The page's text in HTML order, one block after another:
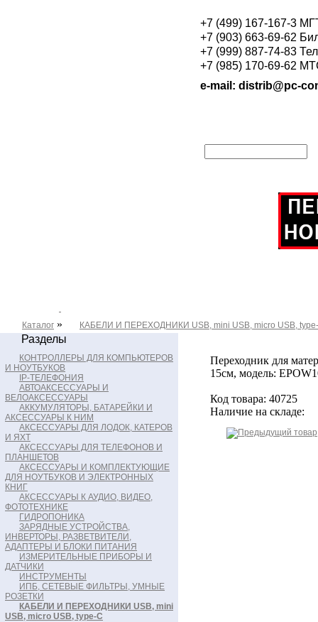
+7 (499) 167-167-3
+7 (903) 663-69-62
+7 (999) 887-74-83
+7 (985) 170-69-62
e-mail: distrib@pc-
Каталог » КАБЕЛИ И ПЕРЕХОДНИКИ USB, mini USB, micro USB,
Разделы
КОНТРОЛЛЕРЫ ДЛЯ КОМПЬЮТЕРОВ
И НОУТБУКОВ
IP-ТЕЛЕФОНИЯ
АВТОАКСЕССУАРЫ И
ВЕЛОАКСЕССУАРЫ
АККУМУЛЯТОРЫ, БАТАРЕЙКИ И
АКСЕССУАРЫ К НИМ
АКСЕССУАРЫ ДЛЯ ЛОДОК, КАТЕРОВ
И ЯХТ
АКСЕССУАРЫ ДЛЯ ТЕЛЕФОНОВ И
ПЛАНШЕТОВ
АКСЕССУАРЫ И КОМПЛЕКТУЮЩИЕ
ДЛЯ НОУТБУКОВ И ЭЛЕКТРОННЫХ
КНИГ
АКСЕССУАРЫ К АУДИО, ВИДЕО,
ФОТОТЕХНИКЕ
ГИДРОПОНИКА
ЗАРЯДНЫЕ УСТРОЙСТВА,
ИНВЕРТОРЫ, РАЗВЕТВИТЕЛИ,
АДАПТЕРЫ И БЛОКИ ПИТАНИЯ
ИЗМЕРИТЕЛЬНЫЕ ПРИБОРЫ И
ДАТЧИКИ
ИНСТРУМЕНТЫ
ИПБ, СЕТЕВЫЕ ФИЛЬТРЫ, УМНЫЕ
РОЗЕТКИ
КАБЕЛИ И ПЕРЕХОДНИКИ USB, mini
USB, micro USB, type-C
Переходник для
15см, модель:
Код товара: 40725
Наличие на складе: